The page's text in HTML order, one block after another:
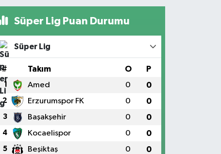
Süper Lig Puan Durumu
Süper Lig
# Takım O P
1 Amed 0 0
2 Erzurumspor FK 0 0
3 Başakşehir 0 0
4 Kocaelispor 0 0
5 Beşiktaş 0 0